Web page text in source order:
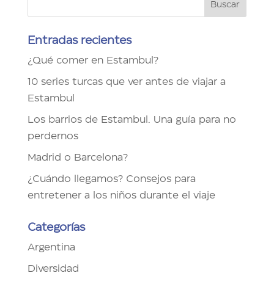
Entradas recientes
¿Qué comer en Estambul?
10 series turcas que ver antes de viajar a
Estambul
Los barrios de Estambul. Una guía para no
perdernos
Madrid o Barcelona?
¿Cuándo llegamos? Consejos para
entretener a los niños durante el viaje
Categorías
Argentina
Diversidad